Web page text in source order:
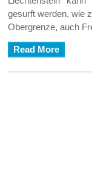
gesurft werden, wie
Obergrenze, auch
Read More